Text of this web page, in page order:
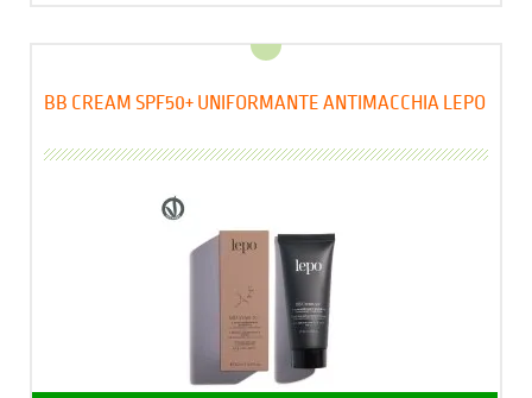
BB CREAM SPF50+ UNIFORMANTE ANTIMACCHIA LEPO